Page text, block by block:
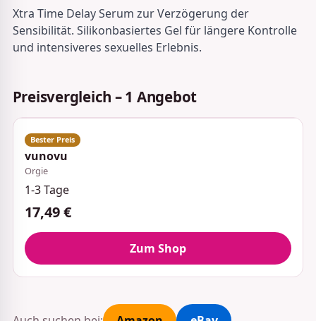
Xtra Time Delay Serum zur Verzögerung der
Sensibilität. Silikonbasiertes Gel für längere Kontrolle
und intensiveres sexuelles Erlebnis.
Preisvergleich – 1 Angebot
vunovu
Orgie
1-3 Tage
17,49 €
Zum Shop